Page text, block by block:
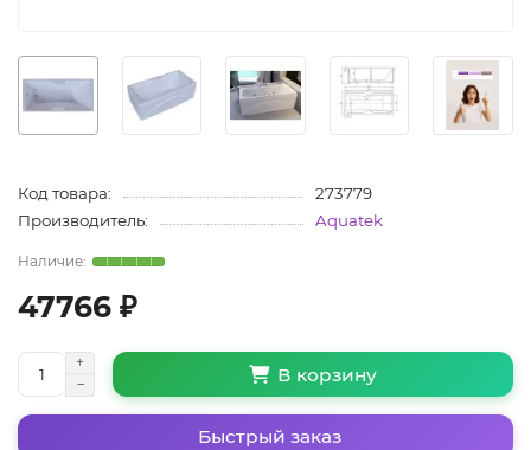
Код товара:
273779
Производитель:
Aquatek
47766 ₽
В корзину
Быстрый заказ